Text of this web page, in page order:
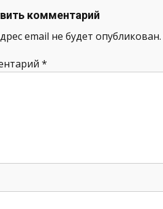
комментарий
email не будет опубликован.
*